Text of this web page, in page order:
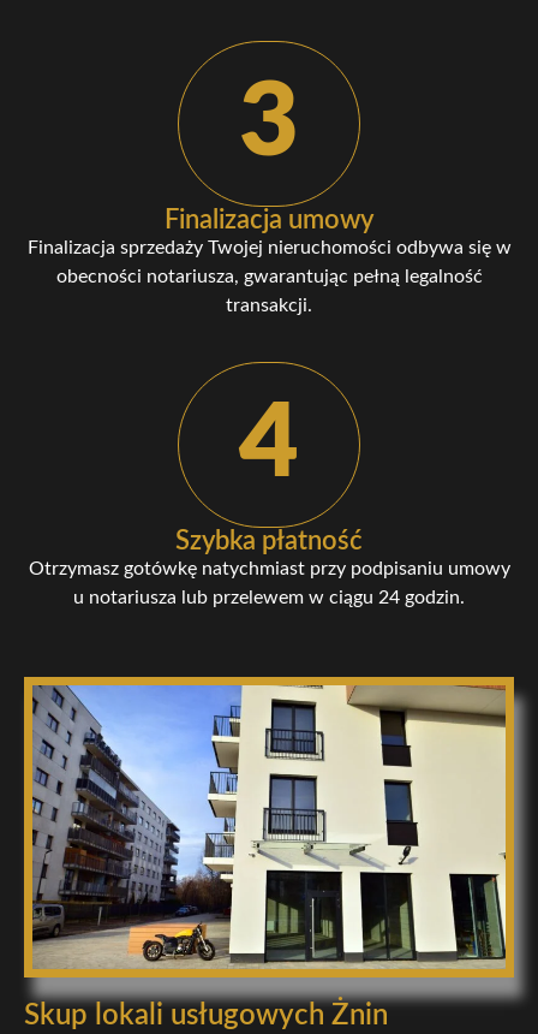
3
Finalizacja umowy
Finalizacja sprzedaży Twojej nieruchomości odbywa się w
obecności notariusza, gwarantując pełną legalność
transakcji.
4
Szybka płatność
Otrzymasz gotówkę natychmiast przy podpisaniu umowy
u notariusza lub przelewem w ciągu 24 godzin.
Skup lokali usługowych Żnin